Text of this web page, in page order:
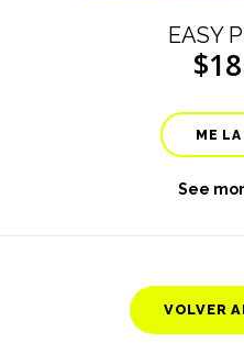
EASY
ME
See
VOLVER